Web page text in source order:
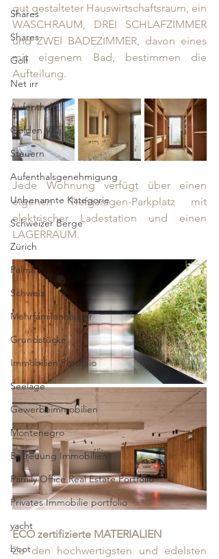
Shares
Shares
Golf
Net irr
Aufenthalt
Golden Visa
Steuern
Aufenthalsgenehmigung
Unbenannte Kategorie
Schweizer Berge
Zürich
Palma
Schweiz
Mehrfamilenhäuser
Grundstücke
Immobilien Portfolio
Seelage
Gewerbeimmobilien
Montenegro
Betreuung Immobilien
Family Office Real Estate Portfolio
Privates Immobilie portfolio
yacht
boot
gut gestalteter Hauswirtschaftsraum, ein
WASCHRAUM, DREI SCHLAFZIMMER
und ZWEI BADEZIMMER, davon eines
mit eigenem Bad, bestimmen die
Aufteilung.
Jede Wohnung verfügt über einen
eigenen Tiefgaragen-Parkplatz mit
elektrischer Ladestation und einen
LAGERRAUM.
ECO zertifizierte MATERIALIEN
Zu den hochwertigsten und edelsten